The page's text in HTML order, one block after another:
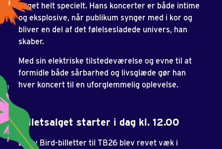
noget helt specielt. Hans koncerter er både intime
og eksplosive, når publikum synger med i kor og
bliver en del af det følelsesladede univers, han
skaber.
Med sin elektriske tilstedeværelse og evne til at
formidle både sårbarhed og livsglæde gør han
hver koncert til en uforglemmelig oplevelse.
Billetsalget starter i dag kl. 12.00
Early Bird-billetter til TB26 blev revet væk i